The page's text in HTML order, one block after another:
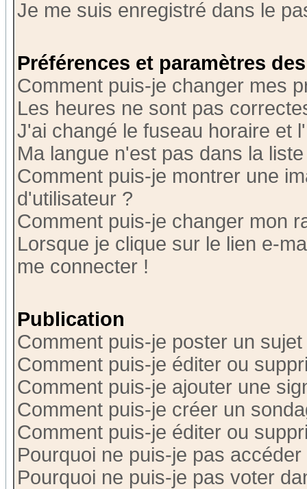
Je me suis enregistré dans le
Préférences et paramètres
Comment puis-je changer mes
Les heures ne sont pas
J'ai changé le fuseau horaire et
Ma langue n'est pas dans la
Comment puis-je montrer une
d'utilisateur ?
Comment puis-je changer mon
Lorsque je clique sur le lien e-
me connecter !
Publication
Comment puis-je poster un
Comment puis-je éditer ou
Comment puis-je ajouter une
Comment puis-je créer un
Comment puis-je éditer ou
Pourquoi ne puis-je pas
Pourquoi ne puis-je pas voter